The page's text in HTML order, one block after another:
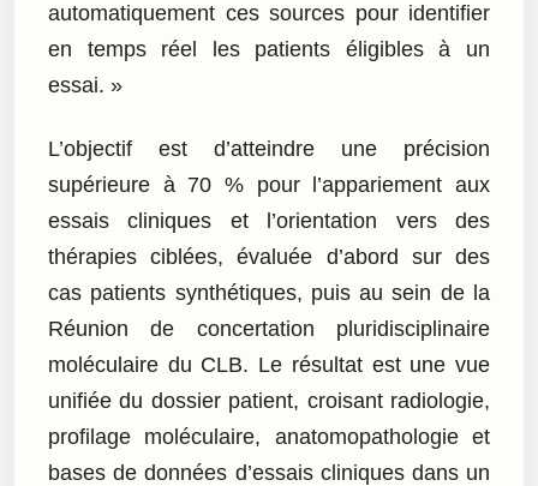
automatiquement ces sources pour identifier
en temps réel les patients éligibles à un
essai. »
L’objectif est d’atteindre une précision
supérieure à 70 % pour l’appariement aux
essais cliniques et l’orientation vers des
thérapies ciblées, évaluée d’abord sur des
cas patients synthétiques, puis au sein de la
Réunion de concertation pluridisciplinaire
moléculaire du CLB. Le résultat est une vue
unifiée du dossier patient, croisant radiologie,
profilage moléculaire, anatomopathologie et
bases de données d’essais cliniques dans un